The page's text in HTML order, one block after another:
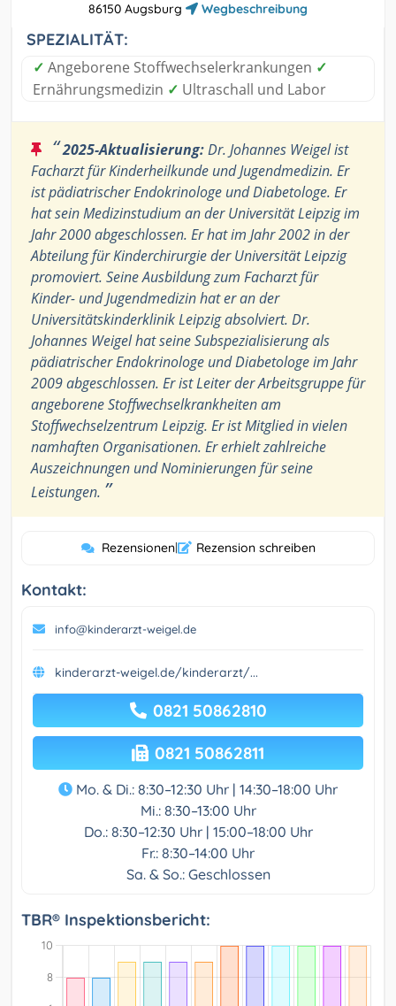
86150 Augsburg
Wegbeschreibung
SPEZIALITÄT:
✓ Angeborene Stoffwechselerkrankungen ✓
Ernährungsmedizin ✓ Ultraschall und Labor
“2025-Aktualisierung:Dr. Johannes Weigel ist
Facharzt für Kinderheilkunde und Jugendmedizin. Er
ist pädiatrischer Endokrinologe und Diabetologe. Er
hat sein Medizinstudium an der Universität Leipzig im
Jahr 2000 abgeschlossen. Er hat im Jahr 2002 in der
Abteilung für Kinderchirurgie der Universität Leipzig
promoviert. Seine Ausbildung zum Facharzt für
Kinder- und Jugendmedizin hat er an der
Universitätskinderklinik Leipzig absolviert. Dr.
Johannes Weigel hat seine Subspezialisierung als
pädiatrischer Endokrinologe und Diabetologe im Jahr
2009 abgeschlossen. Er ist Leiter der Arbeitsgruppe für
angeborene Stoffwechselkrankheiten am
Stoffwechselzentrum Leipzig. Er ist Mitglied in vielen
namhaften Organisationen. Er erhielt zahlreiche
Auszeichnungen und Nominierungen für seine
Leistungen. ”
Rezensionen| Rezension schreiben
Kontakt:
info@kinderarzt-weigel.de
kinderarzt-weigel.de/kinderarzt/...
0821 50862810
0821 50862811
Mo. & Di.: 8:30–12:30 Uhr | 14:30–18:00 Uhr
Mi.: 8:30–13:00 Uhr
Do.: 8:30–12:30 Uhr | 15:00–18:00 Uhr
Fr.: 8:30–14:00 Uhr
Sa. & So.: Geschlossen
TBR® Inspektionsbericht: